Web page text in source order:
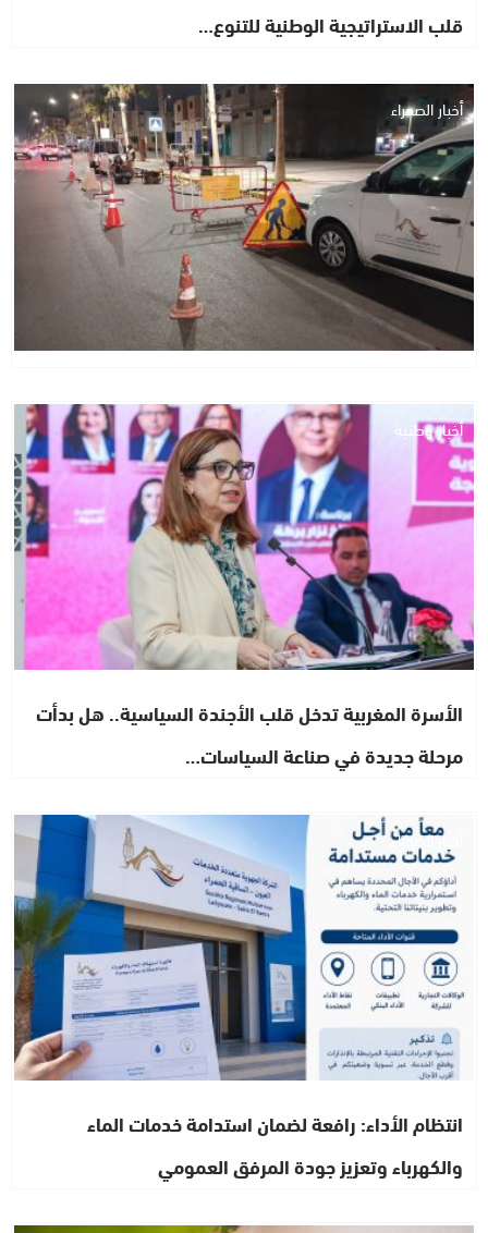
قلب الاستراتيجية الوطنية للتنوع…
أخبار الصحراء
أخبار وطنية
الأسرة المغربية تدخل قلب الأجندة السياسية.. هل بدأت
مرحلة جديدة في صناعة السياسات…
أخبار الصحراء
انتظام الأداء: رافعة لضمان استدامة خدمات الماء
والكهرباء وتعزيز جودة المرفق العمومي